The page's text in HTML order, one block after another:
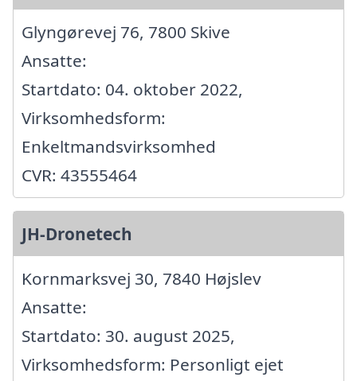
Glyngørevej 76, 7800 Skive
Ansatte:
Startdato: 04. oktober 2022,
Virksomhedsform:
Enkeltmandsvirksomhed
CVR: 43555464
JH-Dronetech
Kornmarksvej 30, 7840 Højslev
Ansatte:
Startdato: 30. august 2025,
Virksomhedsform: Personligt ejet